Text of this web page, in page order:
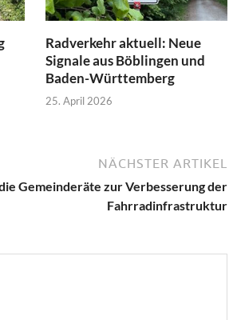
Radverkehr aktuell: Neue
Signale aus Böblingen und
Baden-Württemberg
25. April 2026
NÄCHSTER ARTIKEL
Gemeinderäte zur Verbesserung der
Fahrradinfrastruktur